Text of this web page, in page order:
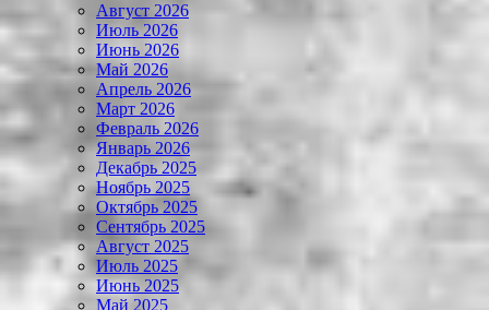
Август 2026
Июль 2026
Июнь 2026
Май 2026
Апрель 2026
Март 2026
Февраль 2026
Январь 2026
Декабрь 2025
Ноябрь 2025
Октябрь 2025
Сентябрь 2025
Август 2025
Июль 2025
Июнь 2025
Май 2025